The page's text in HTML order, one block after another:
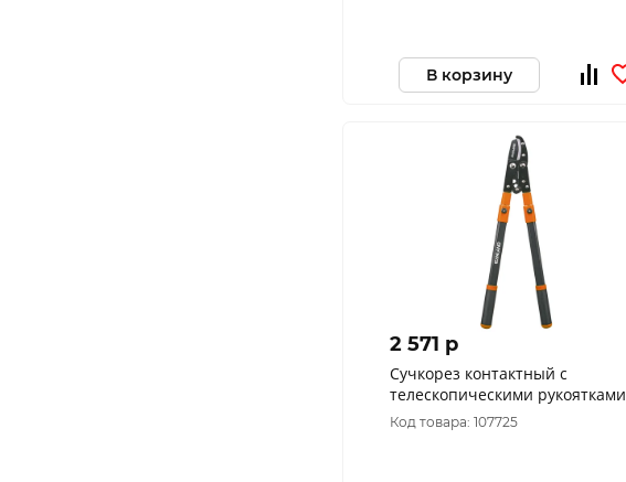
В корзину
2 571 p
Сучкорез контактный с
телескопическими рукоятками
2242 FINLAND
Код товара: 107725